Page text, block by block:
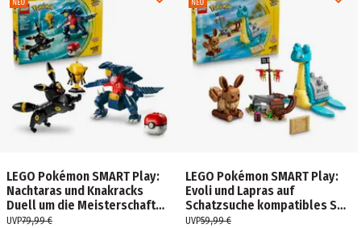
LEGO Pokémon SMART Play:
Nachtaras und Knakracks
Duell um die Meisterschaft
kompatibles Set 72165
UVP79,99 €
LEGO Pokémon SMART Play:
Evoli und Lapras auf
Schatzsuche kompatibles Set
72162
UVP59,99 €